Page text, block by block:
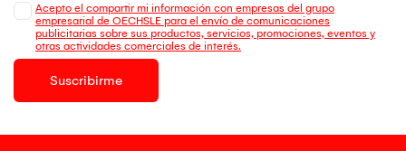
Acepto el compartir mi información con empresas del grupo
empresarial de OECHSLE para el envío de comunicaciones
publicitarias sobre sus productos, servicios, promociones, eventos y
otras actividades comerciales de interés.
Suscribirme